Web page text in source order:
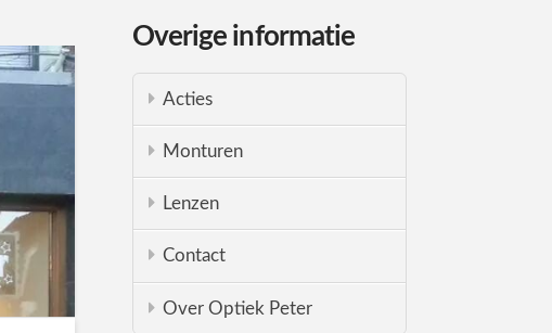
Overige informatie
Acties
Monturen
Lenzen
Contact
Over Optiek Peter